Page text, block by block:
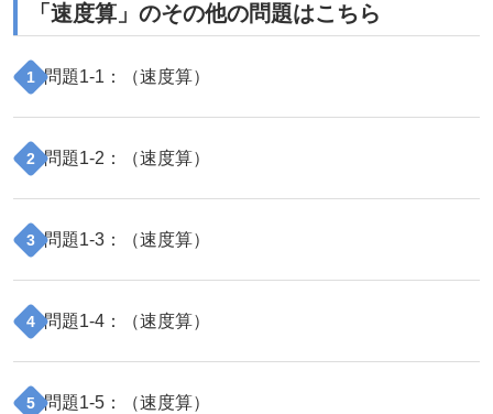
「 速度算 」のその他の問題はこちら
1 問題1-1 ：（速度算）
2 問題1-2 ：（速度算）
3 問題1-3 ：（速度算）
4 問題1-4 ：（速度算）
5 問題1-5 ：（速度算）